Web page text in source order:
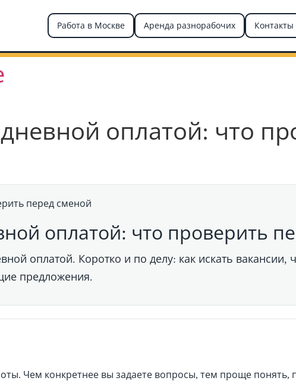
Работа в Москве Аренда разнорабочих Контакты
оплатой: что
оплатой: что проверить
оплатой. Коротко и по делу: как искать вакансии,
предложения.
Чем конкретнее вы задаете вопросы, тем проще понять,